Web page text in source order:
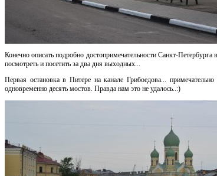
Конечно описать подробно достопримечательности Санкт-
посмотреть и посетить за два дня выходных...
Первая остановка в Питере на канале Грибоедова...
одновременно десять мостов. Правда нам это не удалось..:)